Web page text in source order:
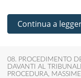
Continua a
08. PROCEDIMENTO
DAVANTI AL
PROCEDURA, MASSIME